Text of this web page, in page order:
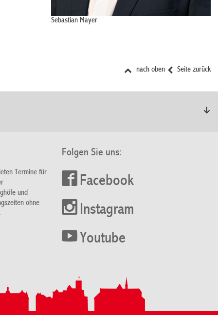
Sebastian Mayer
Seite zurück
nach oben
Termine für
und
ohne
Folgen Sie uns:
Facebook
Instagram
Youtube